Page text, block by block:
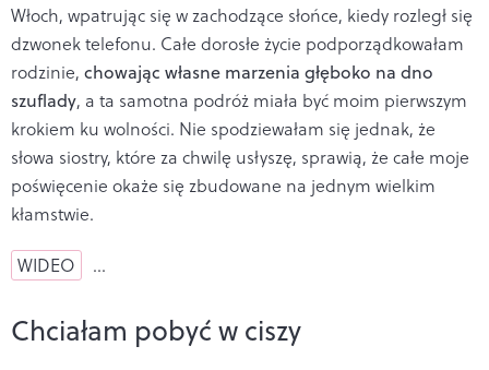
Włoch, wpatrując się w zachodzące słońce, kiedy rozległ się
dzwonek telefonu. Całe dorosłe życie podporządkowałam
rodzinie, chowając własne marzenia głęboko na dno
szuflady, a ta samotna podróż miała być moim pierwszym
krokiem ku wolności. Nie spodziewałam się jednak, że
słowa siostry, które za chwilę usłyszę, sprawią, że całe moje
poświęcenie okaże się zbudowane na jednym wielkim
kłamstwie.
WIDEO …
Chciałam pobyć w ciszy